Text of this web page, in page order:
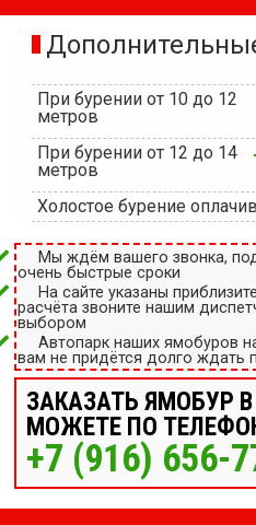
При бурении от 10 до 12
метров
При бурении от 12 до 14
метров
Холостое бурение
Мы ждём вашего звонка,
очень быстрые сроки
На сайте указаны
расчёта звоните нашим
выбором
Автопарк наших ямобуров
вам не придётся долго ждать
ЗАКАЗАТЬ ЯМОБУР
МОЖЕТЕ ПО
+7 (916) 656-